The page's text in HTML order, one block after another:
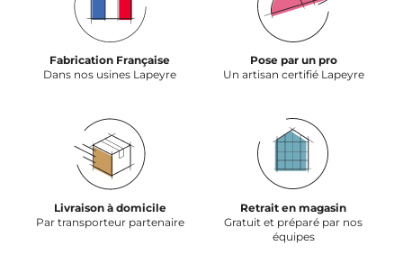
Fabrication Française
Dans nos usines Lapeyre
Pose par un pro
Un artisan certifié Lapeyre
Livraison à domicile
Par transporteur partenaire
Retrait en magasin
Gratuit et préparé par nos
équipes